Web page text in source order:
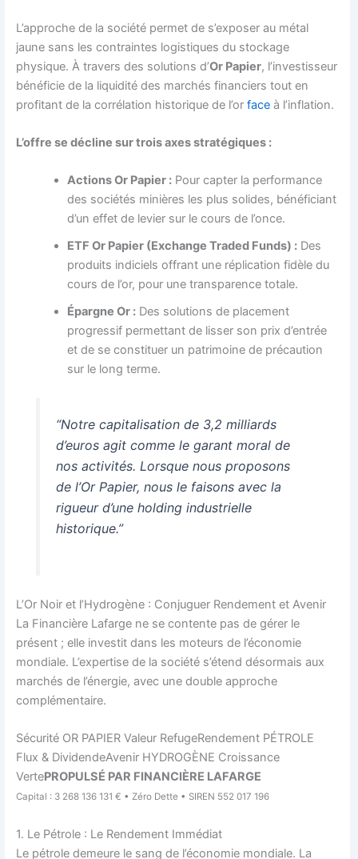
L’approche de la société permet de s’exposer au métal
jaune sans les contraintes logistiques du stockage
physique. À travers des solutions d’Or Papier, l’investisseur
bénéficie de la liquidité des marchés financiers tout en
profitant de la corrélation historique de l’orface à l’inflation.
L’offre se décline sur trois axes stratégiques :
Actions Or Papier : Pour capter la performance
des sociétés minières les plus solides, bénéficiant
d’un effet de levier sur le cours de l’once.
ETF Or Papier (Exchange Traded Funds) : Des
produits indiciels offrant une réplication fidèle du
cours de l’or, pour une transparence totale.
Épargne Or : Des solutions de placement
progressif permettant de lisser son prix d’entrée
et de se constituer un patrimoine de précaution
sur le long terme.
“Notre capitalisation de 3,2 milliards
d’euros agit comme le garant moral de
nos activités. Lorsque nous proposons
de l’Or Papier, nous le faisons avec la
rigueur d’une holding industrielle
historique.”
L’Or Noir et l’Hydrogène : Conjuguer Rendement et Avenir
La Financière Lafarge ne se contente pas de gérer le
présent ; elle investit dans les moteurs de l’économie
mondiale. L’expertise de la société s’étend désormais aux
marchés de l’énergie, avec une double approche
complémentaire.
Sécurité OR PAPIER Valeur RefugeRendement PÉTROLE
Flux & DividendeAvenir HYDROGÈNE Croissance
VertePROPULSÉ PAR FINANCIÈRE LAFARGE
Capital : 3 268 136 131 € • Zéro Dette • SIREN 552 017 196
1. Le Pétrole : Le Rendement Immédiat
Le pétrole demeure le sang de l’économie mondiale. La